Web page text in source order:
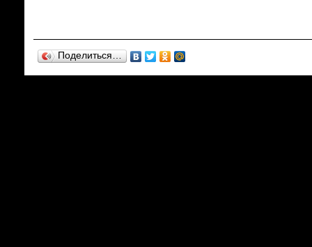
Поделиться…